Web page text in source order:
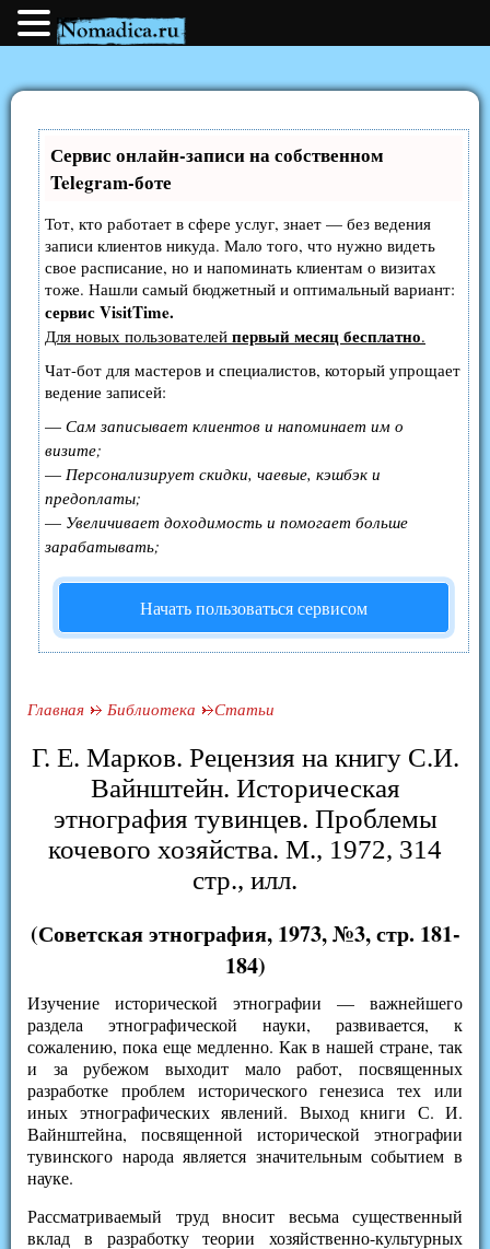
Сервис онлайн-записи на собственном
Telegram-боте
Тот, кто работает в сфере услуг, знает — без ведения
записи клиентов никуда. Мало того, что нужно видеть
свое расписание, но и напоминать клиентам о визитах
тоже. Нашли самый бюджетный и оптимальный вариант:
сервис VisitTime.
Для новых пользователей первый месяц бесплатно.
Чат-бот для мастеров и специалистов, который упрощает
ведение записей:
— Сам записывает клиентов и напоминает им о
визите;
— Персонализирует скидки, чаевые, кэшбэк и
предоплаты;
— Увеличивает доходимость и помогает больше
зарабатывать;
Начать пользоваться сервисом
Главная Библиотека Статьи
Г. Е. Марков. Рецензия на книгу С.И.
Вайнштейн. Историческая
этнография тувинцев. Проблемы
кочевого хозяйства. М., 1972, 314
стр., илл.
(Советская этнография, 1973, №3, стр. 181-
184)
Изучение исторической этнографии — важнейшего
раздела этнографической науки, развивается, к
сожалению, пока еще медленно. Как в нашей стране, так
и за рубежом выходит мало работ, посвященных
разработке проблем исторического генезиса тех или
иных этнографических явлений. Выход книги С. И.
Вайнштейна, посвященной исторической этнографии
тувинского народа является значительным событием в
науке.
Рассматриваемый труд вносит весьма существенный
вклад в разработку теории хозяйственно-культурных